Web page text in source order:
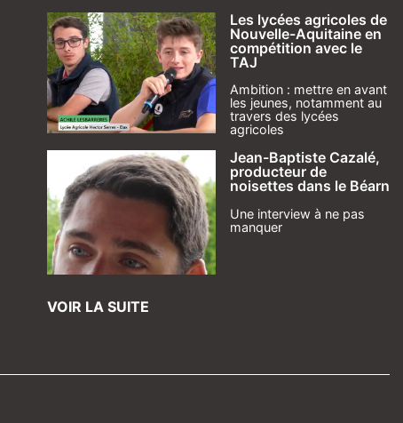
Les lycées agricoles de
Nouvelle-Aquitaine en
compétition avec le
TAJ
Ambition : mettre en avant
les jeunes, notamment au
travers des lycées
agricoles
Jean-Baptiste Cazalé,
producteur de
noisettes dans le Béarn
Une interview à ne pas
manquer
VOIR LA SUITE